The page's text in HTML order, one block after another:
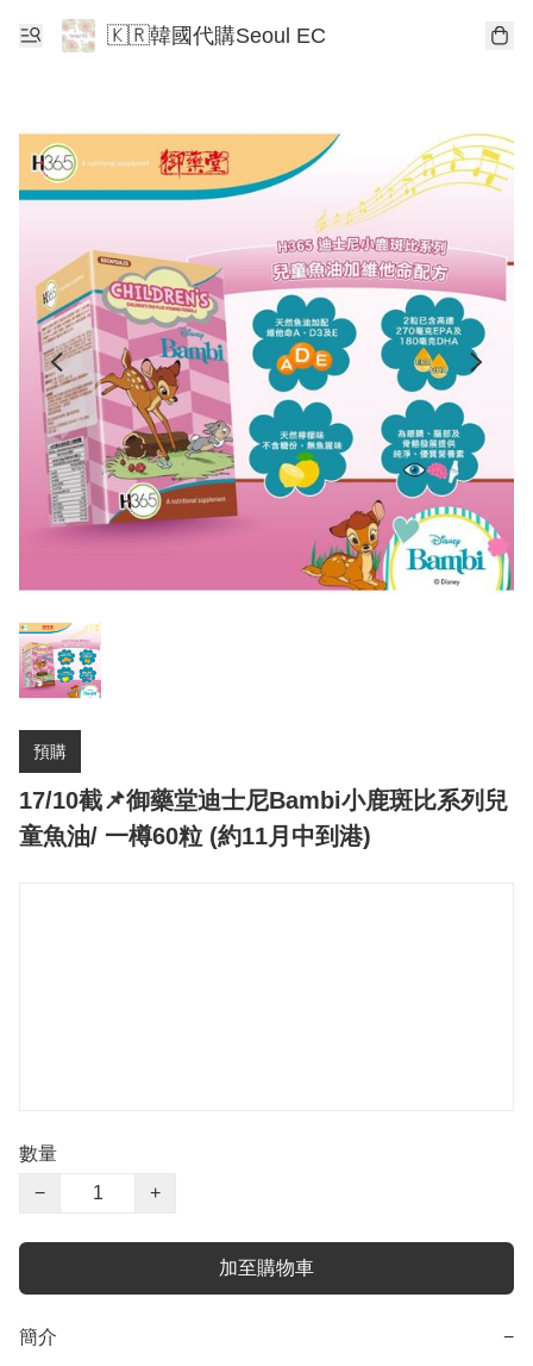
🇰🇷韓國代購Seoul EC
預購
17/10截📌御藥堂迪士尼Bambi小鹿斑比系列兒
童魚油/ 一樽60粒 (約11月中到港)
數量
−
+
加至購物車
簡介 −